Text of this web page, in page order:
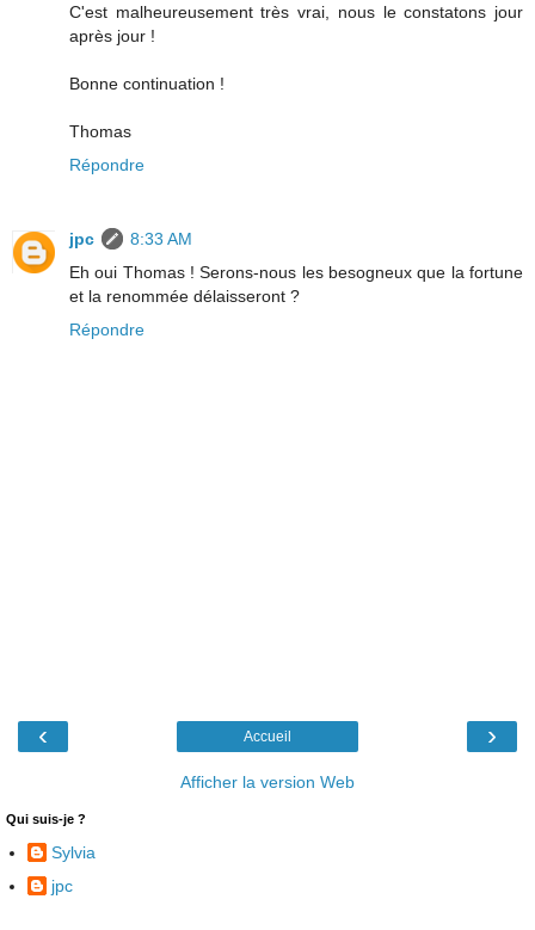
C'est malheureusement très vrai, nous le constatons jour
après jour !
Bonne continuation !
Thomas
Répondre
jpc
8:33 AM
Eh oui Thomas ! Serons-nous les besogneux que la fortune
et la renommée délaisseront ?
Répondre
‹ ›
Accueil
Afficher la version Web
Qui suis-je ?
Sylvia
jpc